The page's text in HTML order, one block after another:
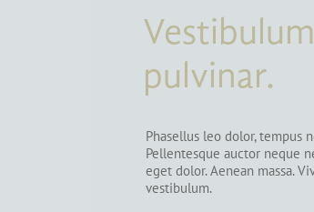
Vestibulum
pulvinar.
Phasellus leo dolor, tempus
Pellentesque auctor neque
eget dolor. Aenean massa.
vestibulum.